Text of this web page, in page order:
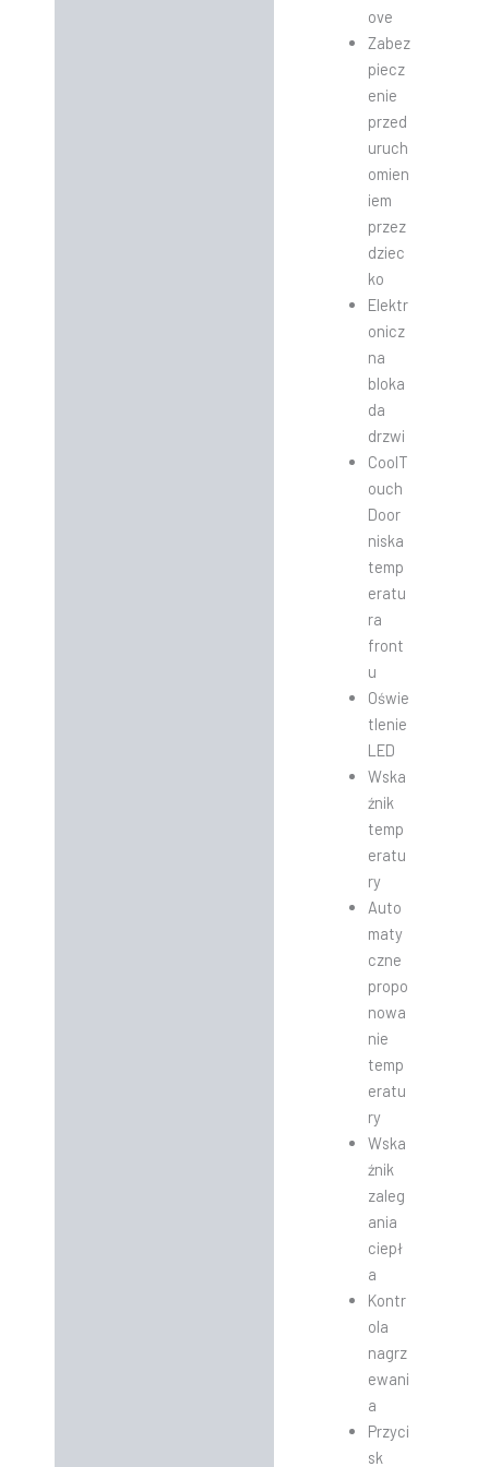
ove
Zabez
piecz
enie
przed
uruch
omien
iem
przez
dziec
ko
Elektr
onicz
na
bloka
da
drzwi
CoolT
ouch
Door
niska
temp
eratu
ra
front
u
Oświe
tlenie
LED
Wska
źnik
temp
eratu
ry
Auto
maty
czne
propo
nowa
nie
temp
eratu
ry
Wska
źnik
zaleg
ania
ciepł
a
Kontr
ola
nagrz
ewani
a
Przyci
sk